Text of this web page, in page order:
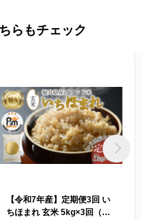
ールの配信やパンフレッ
らもチェック
【令和7年産】定期便3回 い
ちほまれ 玄米 5kg×3回（計1